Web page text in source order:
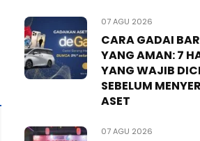
07 AGU 2026
CARA GADAI
YANG AMAN: 7
YANG WAJIB
SEBELUM
ASET
07 AGU 2026